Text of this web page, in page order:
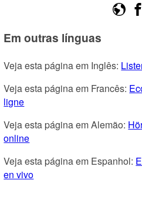
Em outras línguas
Veja esta página em Inglês:
Veja esta página em Francês:
ligne
Veja esta página em Alemão:
online
Veja esta página em Espanhol:
en vivo